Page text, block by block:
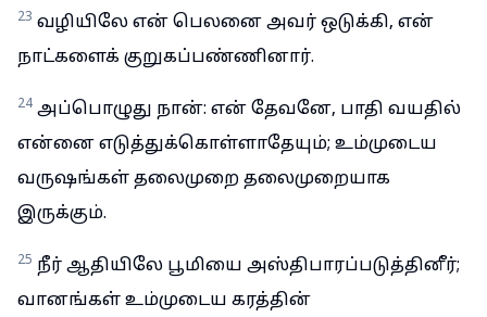
23 வழியிலே என் பெலனை அவர் ஒடுக்கி, என்
நாட்களைக் குறுகப்பண்ணினார்.
24 அப்பொழுது நான்: என் தேவனே, பாதி வயதில்
என்னை எடுத்துக்கொள்ளாதேயும்; உம்முடைய
வருஷங்கள் தலைமுறை தலைமுறையாக
இருக்கும்.
25 நீர் ஆதியிலே பூமியை அஸ்திபாரப்படுத்தினீர்;
வானங்கள் உம்முடைய கரத்தின்